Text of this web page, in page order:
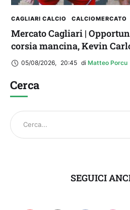
CAGLIARI CALCIO CALCIOMERCATO
Mercato Cagliari |
corsia mancina, Kevin
05/08/2026, 20:45 di Matteo Porcu
Cerca
SEGUICI